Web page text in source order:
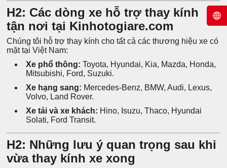
H2: Các dòng xe hỗ trợ thay kính
tận nơi tại Kinhotogiare.com
Chúng tôi hỗ trợ thay kính cho tất cả các thương hiệu xe có
mặt tại Việt Nam:
Xe phổ thông: Toyota, Hyundai, Kia, Mazda, Honda,
Mitsubishi, Ford, Suzuki.
Xe hạng sang: Mercedes-Benz, BMW, Audi, Lexus,
Volvo, Land Rover.
Xe tải và xe khách: Hino, Isuzu, Thaco, Hyundai
Solati, Ford Transit.
H2: Những lưu ý quan trọng sau khi
vừa thay kính xe xong